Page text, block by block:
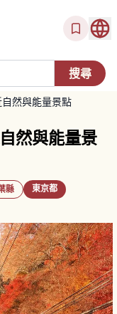
然與能量景點
然與能量景
縣
東京都